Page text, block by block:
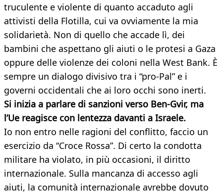
truculente e violente di quanto accaduto agli
attivisti della Flotilla, cui va ovviamente la mia
solidarietà. Non di quello che accade lì, dei
bambini che aspettano gli aiuti o le protesi a Gaza
oppure delle violenze dei coloni nella West Bank. È
sempre un dialogo divisivo tra i “pro-Pal” e i
governi occidentali che ai loro occhi sono inerti.
Si inizia a parlare di sanzioni verso Ben-Gvir, ma
l’Ue reagisce con lentezza davanti a Israele.
Io non entro nelle ragioni del conflitto, faccio un
esercizio da “Croce Rossa”. Di certo la condotta
militare ha violato, in più occasioni, il diritto
internazionale. Sulla mancanza di accesso agli
aiuti, la comunità internazionale avrebbe dovuto